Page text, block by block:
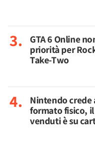
GTA 6 Online
priorità per
Take-Two
Nintendo crede
formato fisico,
venduti è su